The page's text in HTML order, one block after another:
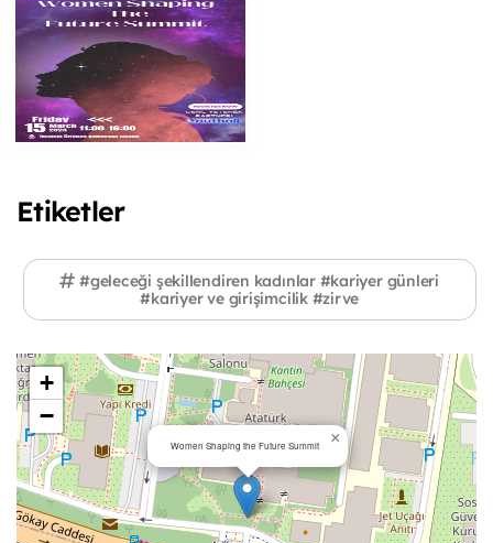
Etiketler
#geleceği şekillendiren kadınlar #kariyer günleri
#kariyer ve girişimcilik #zirve
Women Shaping the Future Summit ×
+
−